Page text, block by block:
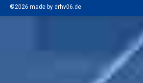
©2026 made by drhv06.de